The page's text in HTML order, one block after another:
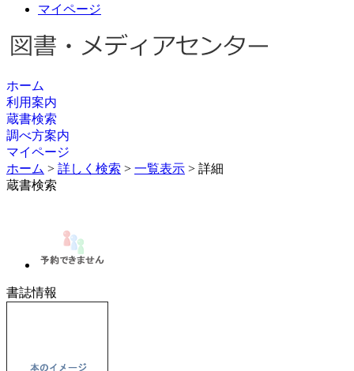
マイページ
ホーム
利用案内
蔵書検索
調べ方案内
マイページ
ホーム > 詳しく検索 > 一覧表示 > 詳細
蔵書検索
書誌情報